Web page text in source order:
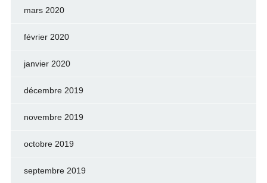
mars 2020
février 2020
janvier 2020
décembre 2019
novembre 2019
octobre 2019
septembre 2019